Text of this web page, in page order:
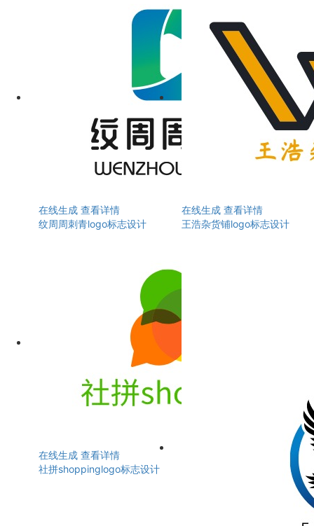
在线生成 查看详情
纹周周刺青logo标志设计
在线生成 查看详情
王浩杂货铺logo标志设计
在线生成 查看详情
社拼shoppinglogo标志设计